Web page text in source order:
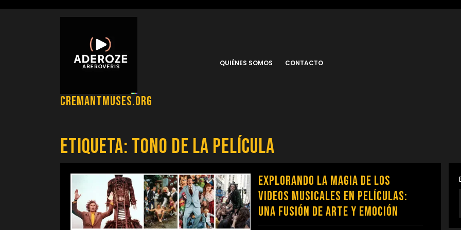
cremantmuses.org
QUIÉNES SOMOS CONTACTO
Etiqueta: tono de la película
Explorando la Magia de los
Videos Musicales en Películas:
Una Fusión de Arte y Emoción